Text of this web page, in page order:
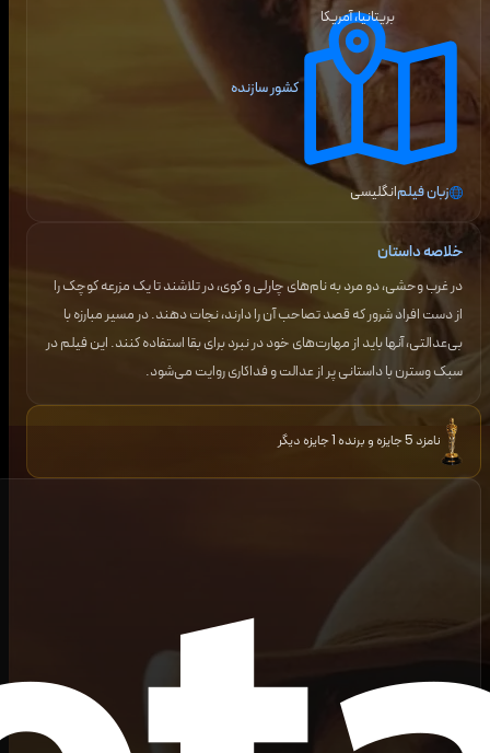
کشور سازنده
بریتانیا، آمریکا
زبان فیلمانگلیسی
خلاصه داستان
در غرب وحشی، دو مرد به نام‌های چارلی و کوی، در تلاشند تا یک مزرعه کوچک را
از دست افراد شرور که قصد تصاحب آن را دارند، نجات دهند. در مسیر مبارزه با
بی‌عدالتی، آنها باید از مهارت‌های خود در نبرد برای بقا استفاده کنند. این فیلم در
سبک وسترن با داستانی پر از عدالت و فداکاری روایت می‌شود.
نامزد 5 جایزه و برنده 1 جایزه دیگر